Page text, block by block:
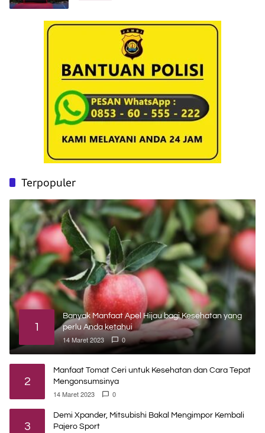
Terpopuler
1
Banyak Manfaat Apel Hijau bagi Kesehatan yang
perlu Anda ketahui
14 Maret 2023 0
2
Manfaat Tomat Ceri untuk Kesehatan dan Cara Tepat
Mengonsumsinya
14 Maret 2023 0
3
Demi Xpander, Mitsubishi Bakal Mengimpor Kembali
Pajero Sport